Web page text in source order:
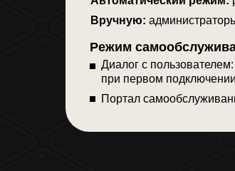
Режим
Портал
Диалог с
при первом
Вручную: